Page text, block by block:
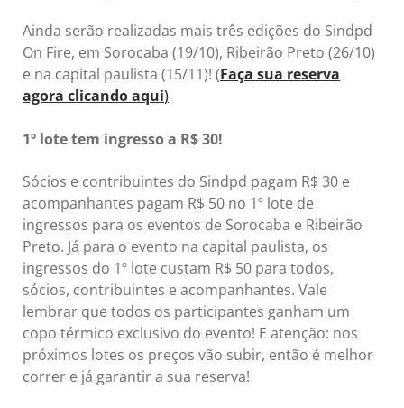
Ainda serão realizadas mais três edições do Sindpd
On Fire, em Sorocaba (19/10), Ribeirão Preto (26/10)
e na capital paulista (15/11)! (Faça sua reserva
agora clicando aqui)
1º lote tem ingresso a R$ 30!
Sócios e contribuintes do Sindpd pagam R$ 30 e
acompanhantes pagam R$ 50 no 1º lote de
ingressos para os eventos de Sorocaba e Ribeirão
Preto. Já para o evento na capital paulista, os
ingressos do 1º lote custam R$ 50 para todos,
sócios, contribuintes e acompanhantes. Vale
lembrar que todos os participantes ganham um
copo térmico exclusivo do evento! E atenção: nos
próximos lotes os preços vão subir, então é melhor
correr e já garantir a sua reserva!